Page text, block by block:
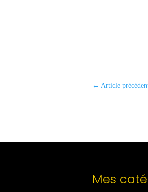
← Article
Mes